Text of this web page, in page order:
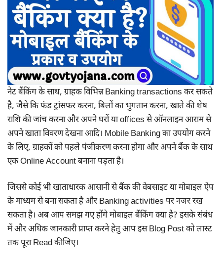
नेट बैंकिंग के साथ, ग्राहक विभिन्न Banking transactions कर सकते
है, जैसे कि फंड ट्रांसफर करना, बिलों का भुगतान करना, खाते की शेष
राशि की जांच करना और अपने घरों या offices से ऑनलाइन आराम से
अपने खाता विवरण देखना आदि। Mobile Banking का उपयोग करने
के लिए, ग्राहकों को पहले पंजीकरण करना होगा और अपने बैंक के साथ
एक Online Account बनाना पड़ता है।
जिससे कोई भी खाताधारक आसानी से बैंक की वेबसाइट या मोबाइल ऐप
के माध्यम से बना सकता है और Banking activities पर नजर रख
सकता है। अब आप समझ गए होंगे मोबाइल बैंकिंग क्या है? इसके संबंध
में और अधिक जानकारी प्राप्त करने हेतु आप इस Blog Post को लास्ट
तक पूरा Read कीजिए।